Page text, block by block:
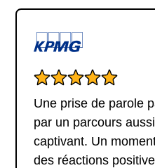
Une prise de parole
par un parcours
captivant. Un
des réactions